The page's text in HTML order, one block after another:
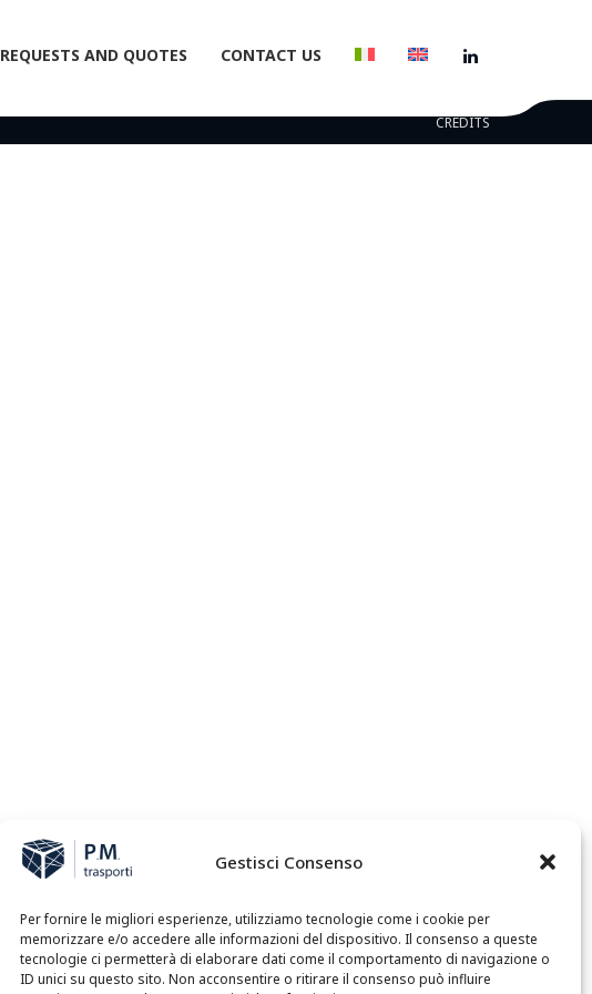
Gestisci Consenso
Per fornire le migliori esperienze, utilizziamo tecnologie come i cookie per
memorizzare e/o accedere alle informazioni del dispositivo. Il consenso a queste
tecnologie ci permetterà di elaborare dati come il comportamento di navigazione o
ID unici su questo sito. Non acconsentire o ritirare il consenso può influire
REQUESTS AND QUOTES CONTACT US
CREDITS